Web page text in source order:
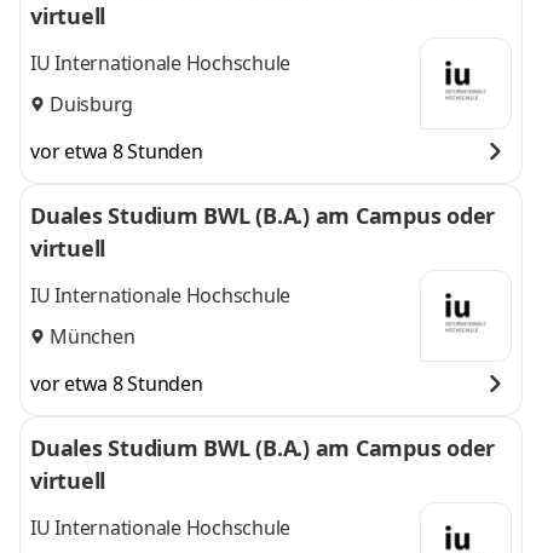
virtuell
IU Internationale Hochschule
Duisburg
vor etwa 8 Stunden
Duales Studium BWL (B.A.) am Campus oder
virtuell
IU Internationale Hochschule
München
vor etwa 8 Stunden
Duales Studium BWL (B.A.) am Campus oder
virtuell
IU Internationale Hochschule